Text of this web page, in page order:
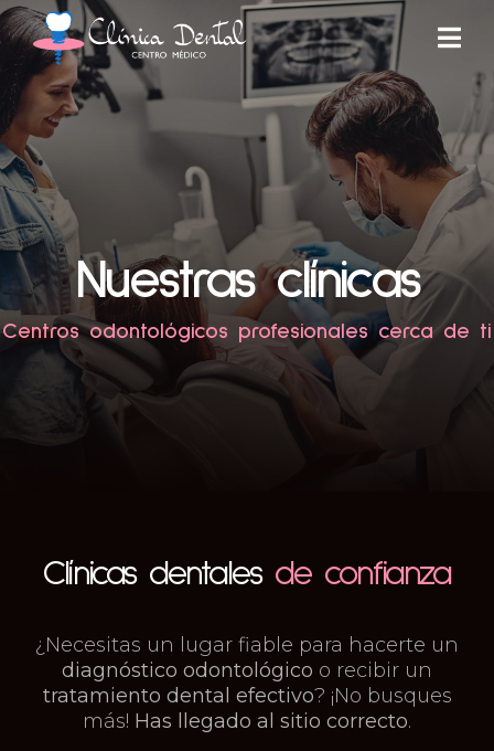
Nuestras clínicas
Centros odontológicos profesionales cerca de ti
Clínicas dentales de confianza
¿Necesitas un lugar fiable para hacerte un
diagnóstico odontológico o recibir un
tratamiento dental efectivo? ¡No busques
más! Has llegado al sitio correcto.